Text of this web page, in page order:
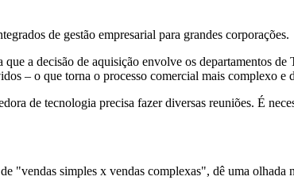
de gestão empresarial para grandes corporações.
a decisão de aquisição envolve os departamentos
– o que torna o processo comercial mais complexo e
de tecnologia precisa fazer diversas reuniões. É
"vendas simples x vendas complexas", dê uma olhada